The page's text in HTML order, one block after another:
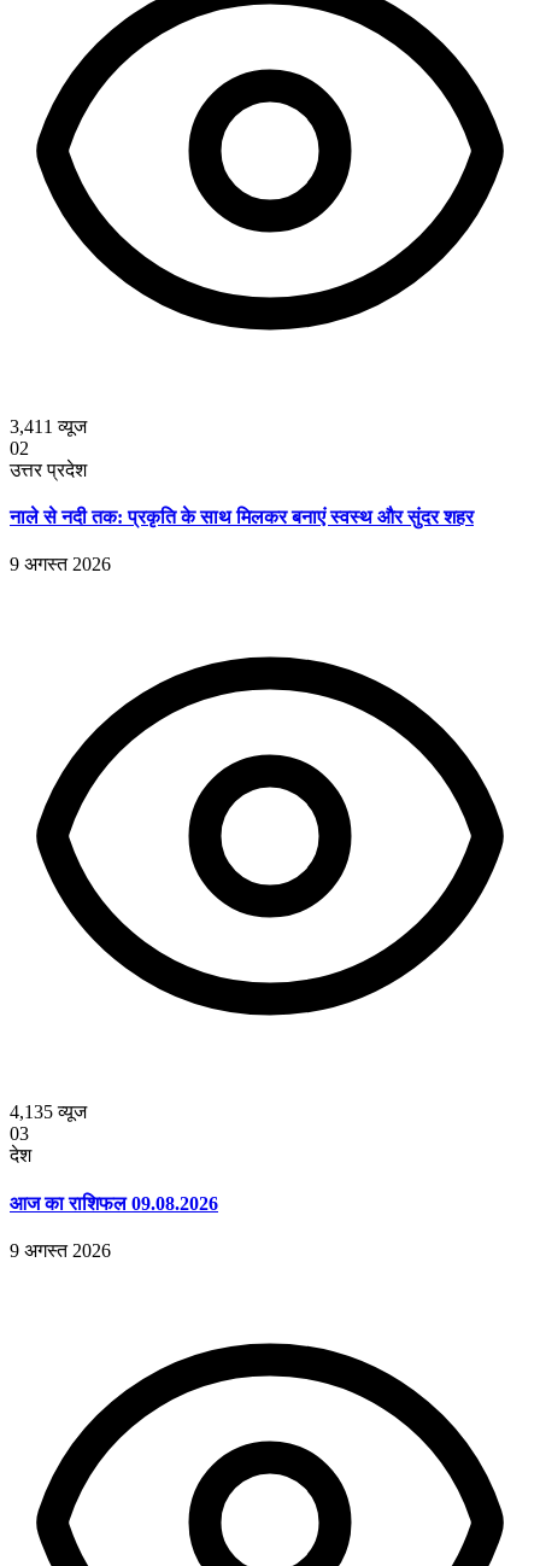
3,411 व्यूज
02
उत्तर प्रदेश
नाले से नदी तक: प्रकृति के साथ मिलकर बनाएं स्वस्थ और सुंदर शहर
9 अगस्त 2026
4,135व्यूज
03
देश
आज का राशिफल 09.08.2026
9 अगस्त 2026